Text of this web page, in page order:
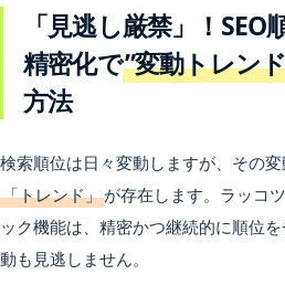
「見逃し厳禁」！
精密化で”変動トレン
方法
検索順位は日々変動しますが、その
「トレンド」が存在します。ラッコ
ック機能は、精密かつ継続的に順位
動も見逃しません。